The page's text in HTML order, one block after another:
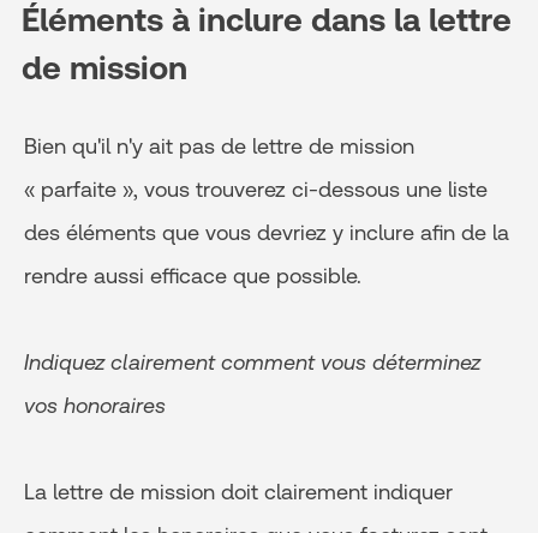
Éléments à inclure dans la lettre
de mission
Bien qu'il n'y ait pas de lettre de mission
« parfaite », vous trouverez ci-dessous une liste
des éléments que vous devriez y inclure afin de la
rendre aussi efficace que possible.
Indiquez clairement comment vous déterminez
vos honoraires
La lettre de mission doit clairement indiquer